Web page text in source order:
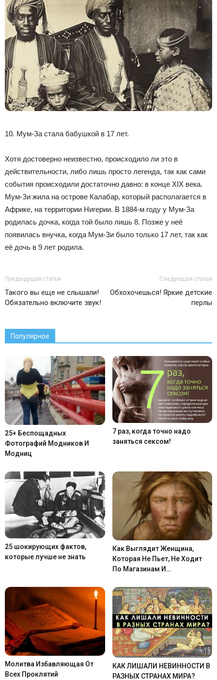
10. Мум-За стала бабушкой в 17 лет.
Хотя достоверно неизвестно, происходило ли это в
действительности, либо лишь просто легенда, так как сами
события происходили достаточно давно: в конце XIX века.
Мум-Зи жила на острове Калабар, который располагается в
Африке, на территории Нигерии. В 1884-м году у Мум-За
родилась дочка, когда той было лишь 8. Позже у неё
появилась внучка, когда Мум-Зи было только 17 лет, так как
её дочь в 9 лет родила.
Предыдущая статья
Такого вы еще не слышали!
Обязательно включите звук!
Следующая статья
Обхохочешься! Яркие детские
перлы
Популярное
25+ Беспощадных
Фотографий Модников И
Модниц
7 раз, когда точно надо
заняться сексом!
25 шокирующих фактов,
которые лучше не знать
Как Выглядит Женщина,
Которая Не Пьет, Не Ходит
По Магазинам И…
Молитва Избавляющая От
Всех Проклятий
КАК ЛИШАЛИ НЕВИННОСТИ В
РАЗНЫХ СТРАНАХ МИРА?